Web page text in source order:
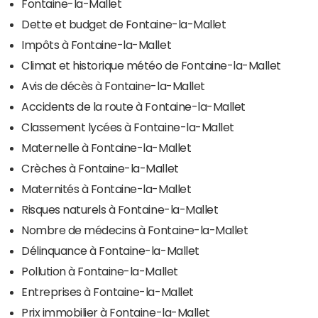
Fontaine-la-Mallet
Dette et budget de Fontaine-la-Mallet
Impôts à Fontaine-la-Mallet
Climat et historique météo de Fontaine-la-Mallet
Avis de décès à Fontaine-la-Mallet
Accidents de la route à Fontaine-la-Mallet
Classement lycées à Fontaine-la-Mallet
Maternelle à Fontaine-la-Mallet
Crèches à Fontaine-la-Mallet
Maternités à Fontaine-la-Mallet
Risques naturels à Fontaine-la-Mallet
Nombre de médecins à Fontaine-la-Mallet
Délinquance à Fontaine-la-Mallet
Pollution à Fontaine-la-Mallet
Entreprises à Fontaine-la-Mallet
Prix immobilier à Fontaine-la-Mallet